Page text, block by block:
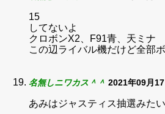
15
してないよ
クロボンX2、F91青、天ミナ
この辺ライバル機だけど全部
名無しニワカス＾＾ 2021年09月
あみはジャスティス抽選みた